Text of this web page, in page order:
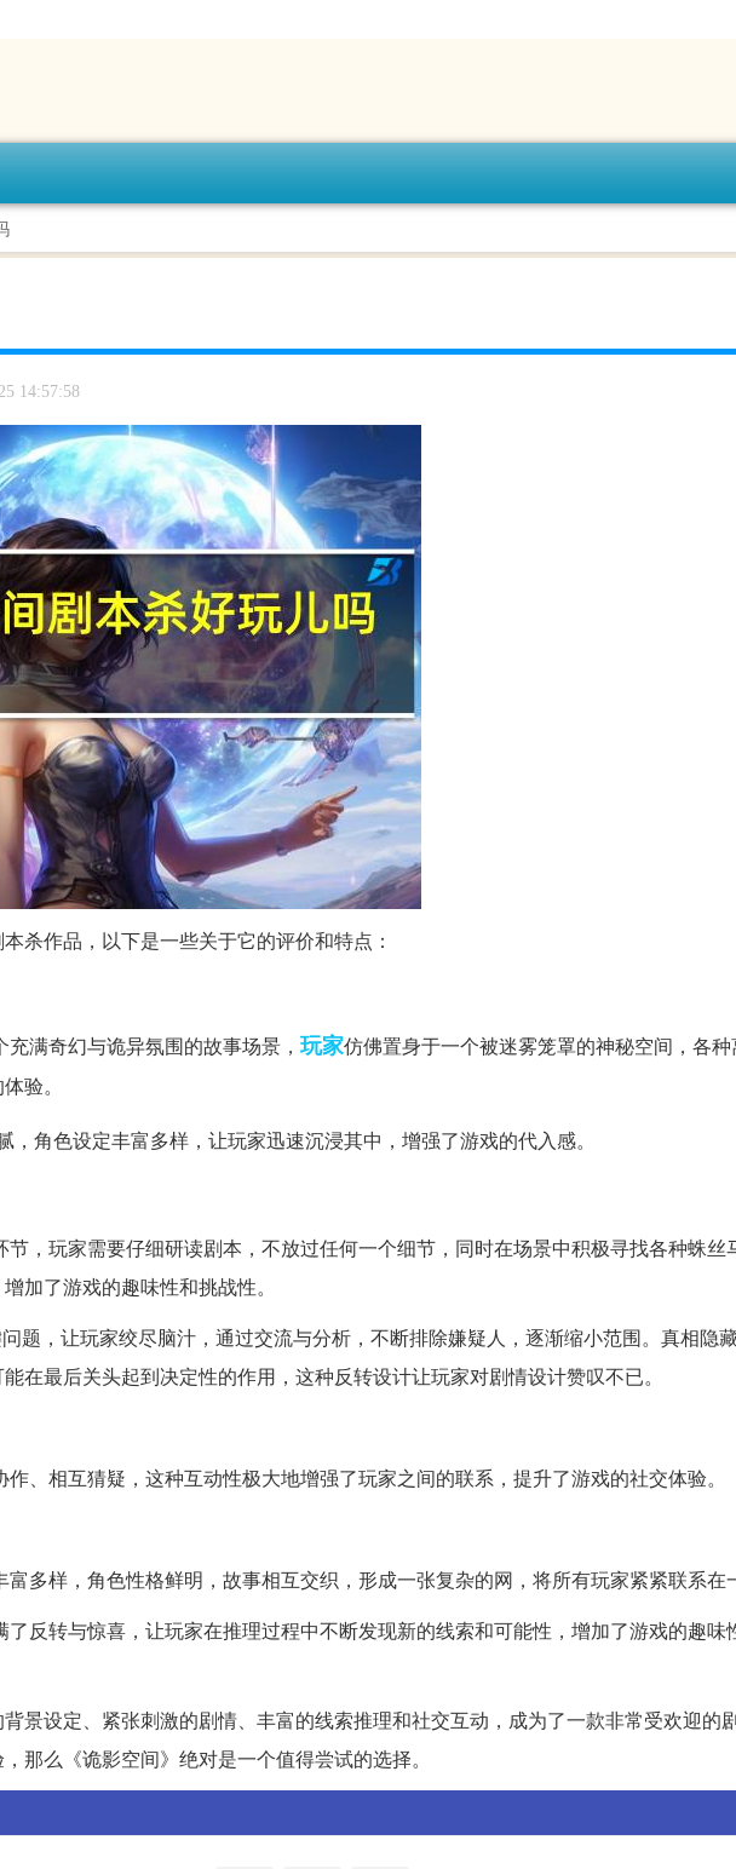
14:57:58
杀作品，以下是一些关于它的评价和特点：
满奇幻与诡异氛围的故事场景， 玩家仿佛置身于一个被迷雾笼罩的神秘空间，各
验。
，角色设定丰富多样，让玩家迅速沉浸其中，增强了游戏的代入感。
，玩家需要仔细研读剧本，不放过任何一个细节，同时在场景中积极寻找各种蛛丝
加了游戏的趣味性和挑战性。
题，让玩家绞尽脑汁，通过交流与分析，不断排除嫌疑人，逐渐缩小范围。真相隐
在最后关头起到决定性的作用，这种反转设计让玩家对剧情设计赞叹不已。
、相互猜疑，这种互动性极大地增强了玩家之间的联系，提升了游戏的社交体验。
多样，角色性格鲜明，故事相互交织，形成一张复杂的网，将所有玩家紧紧联系在
反转与惊喜，让玩家在推理过程中不断发现新的线索和可能性，增加了游戏的趣味
景设定、紧张刺激的剧情、丰富的线索推理和社交互动，成为了一款非常受欢迎的
那么《诡影空间》绝对是一个值得尝试的选择。